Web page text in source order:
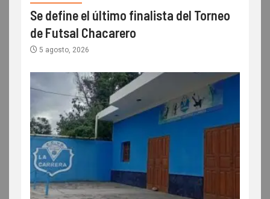
Se define el último finalista del Torneo
de Futsal Chacarero
5 agosto, 2026